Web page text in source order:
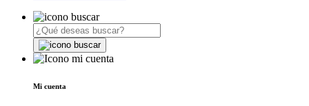
Mi cuenta